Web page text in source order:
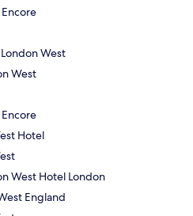
West
West
Hotel
West Hotel London
England